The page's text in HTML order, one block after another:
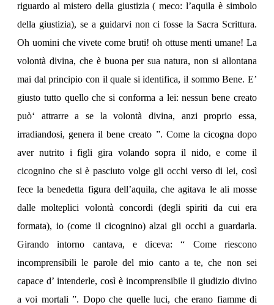
riguardo al mistero della giustizia ( meco: l’aquila è simbolo
della giustizia), se a guidarvi non ci fosse la Sacra Scrittura.
Oh uomini che vivete come bruti! oh ottuse menti umane! La
volontà divina, che è buona per sua natura, non si allontana
mai dal principio con il quale si identifica, il sommo Bene. E’
giusto tutto quello che si conforma a lei: nessun bene creato
può‘ attrarre a se la volontà divina, anzi proprio essa,
irradiandosi, genera il bene creato ”. Come la cicogna dopo
aver nutrito i figli gira volando sopra il nido, e come il
cicognino che si è pasciuto volge gli occhi verso di lei, così
fece la benedetta figura dell’aquila, che agitava le ali mosse
dalle molteplici volontà concordi (degli spiriti da cui era
formata), io (come il cicognino) alzai gli occhi a guardarla.
Girando intorno cantava, e diceva: “ Come riescono
incomprensibili le parole del mio canto a te, che non sei
capace d’ intenderle, così è incomprensibile il giudizio divino
a voi mortali ”. Dopo che quelle luci, che erano fiamme di